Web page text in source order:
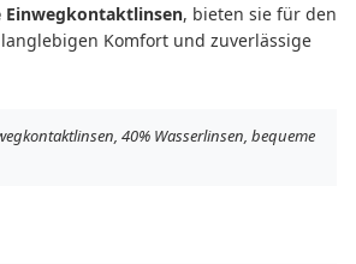
Einwegkontaktlinsen, bieten sie für den
Komfort und zuverlässige
40% Wasserlinsen, bequeme